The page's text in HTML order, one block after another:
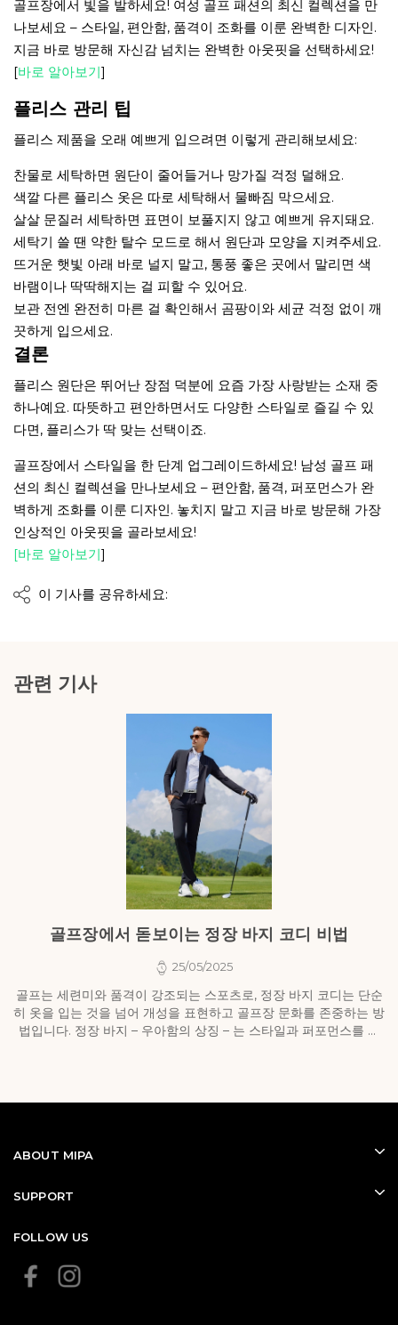
골프장에서 빛을 발하세요! 여성 골프 패션의 최신 컬렉션을 만
나보세요 – 스타일, 편안함, 품격이 조화를 이룬 완벽한 디자인.
지금 바로 방문해 자신감 넘치는 완벽한 아웃핏을 선택하세요!
[바로 알아보기]
플리스 관리 팁
플리스 제품을 오래 예쁘게 입으려면 이렇게 관리해보세요:
찬물로 세탁하면 원단이 줄어들거나 망가질 걱정 덜해요.
색깔 다른 플리스 옷은 따로 세탁해서 물빠짐 막으세요.
살살 문질러 세탁하면 표면이 보풀지지 않고 예쁘게 유지돼요.
세탁기 쓸 땐 약한 탈수 모드로 해서 원단과 모양을 지켜주세요.
뜨거운 햇빛 아래 바로 널지 말고, 통풍 좋은 곳에서 말리면 색
바램이나 딱딱해지는 걸 피할 수 있어요.
보관 전엔 완전히 마른 걸 확인해서 곰팡이와 세균 걱정 없이 깨
끗하게 입으세요.
결론
플리스 원단은 뛰어난 장점 덕분에 요즘 가장 사랑받는 소재 중
하나예요. 따뜻하고 편안하면서도 다양한 스타일로 즐길 수 있
다면, 플리스가 딱 맞는 선택이죠.
골프장에서 스타일을 한 단계 업그레이드하세요! 남성 골프 패
션의 최신 컬렉션을 만나보세요 – 편안함, 품격, 퍼포먼스가 완
벽하게 조화를 이룬 디자인. 놓치지 말고 지금 바로 방문해 가장
인상적인 아웃핏을 골라보세요!
[바로 알아보기]
이 기사를 공유하세요:
관련 기사
골프장에서 돋보이는 정장 바지 코디 비법
25/05/2025
골프는 세련미와 품격이 강조되는 스포츠로, 정장 바지 코디는 단순
히 옷을 입는 것을 넘어 개성을 표현하고 골프장 문화를 존중하는 방
법입니다. 정장 바지 – 우아함의 상징 – 는 스타일과 퍼포먼스를 조
ABOUT MIPA
SUPPORT
FOLLOW US